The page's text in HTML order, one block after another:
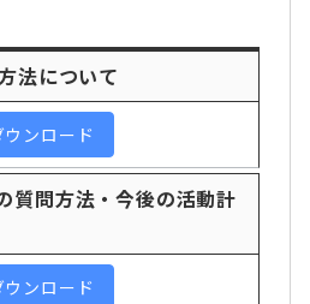
法について
ウンロード
質問方法・今後の活動計
ウンロード